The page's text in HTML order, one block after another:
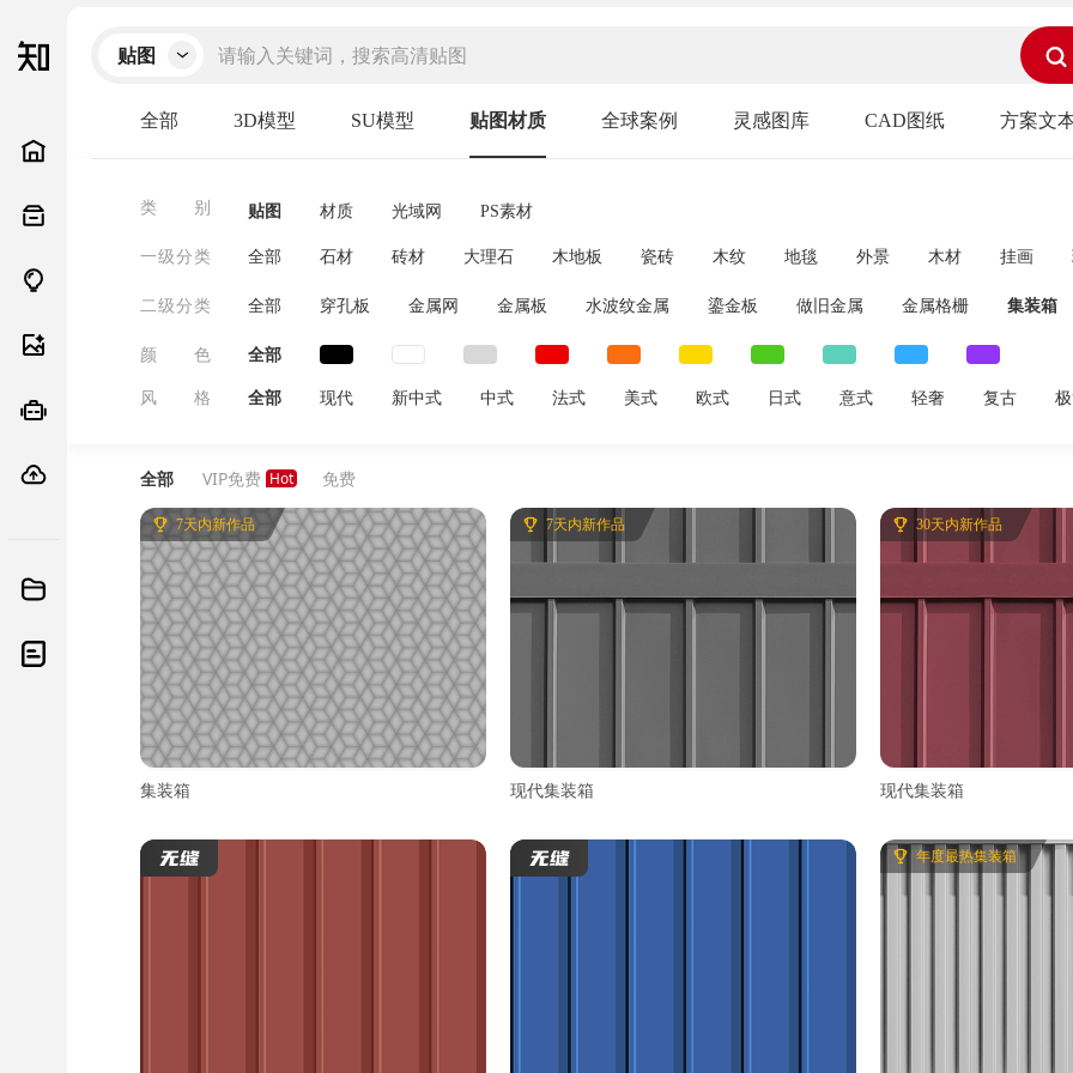
贴图
全部 3D模型 SU模型 贴图材质 全球案例 灵感图库 CAD图纸 方案文
类 别 贴图 材质 光域网 PS素材
一级分类 全部 石材 砖材 大理石 木地板 瓷砖 木纹 地毯 外景 木材 挂画
二级分类 全部 穿孔板 金属网 金属板 水波纹金属 鎏金板 做旧金属 金属格栅 集装箱
颜 色
全部
风 格
全部 现代 新中式 中式 法式 美式 欧式 日式 意式 轻奢 复古
全部 VIP免费 免费
7天内新作品
集装箱
7天内新作品
现代集装箱
30天内新作品
现代集装箱
年度最热集装箱